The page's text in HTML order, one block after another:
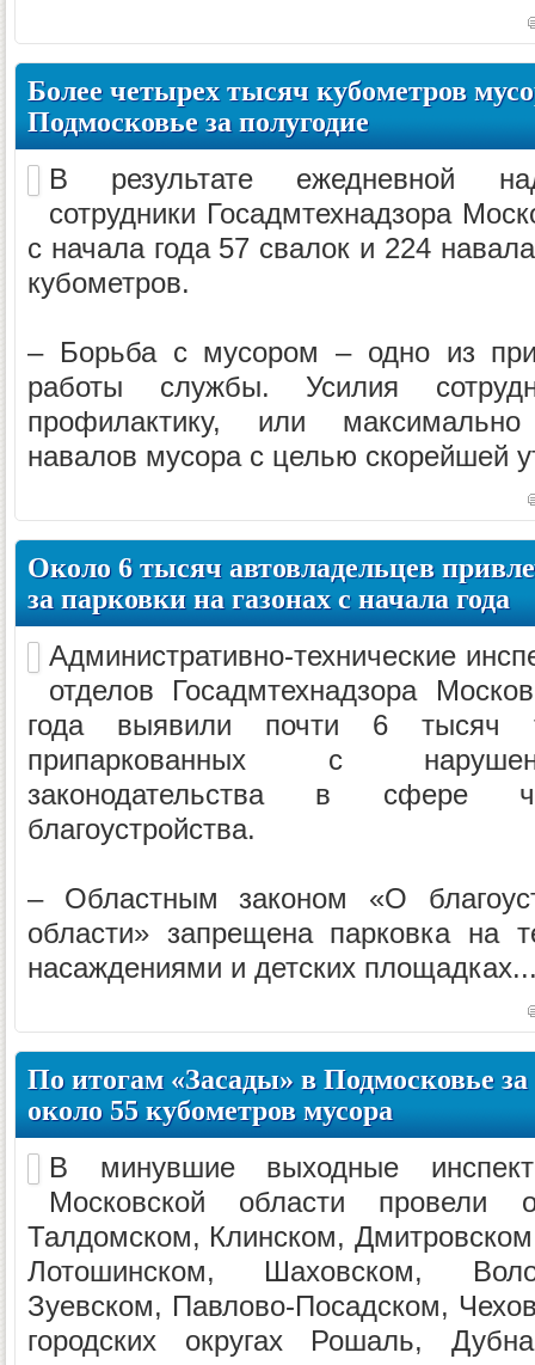
Более четырех тысяч кубометров
Подмосковье за полугодие
В результате ежедневной
сотрудники Госадмтехнадзора
с начала года 57 свалок и 224
кубометров.
– Борьба с мусором – одно из
работы службы. Усилия
профилактику, или
навалов мусора с целью скорейшей
Около 6 тысяч автовладельцев
за парковки на газонах с начала года
Административно-технические
отделов Госадмтехнадзора
года выявили почти 6 тысяч
припаркованных с
законодательства в сфере
благоустройства.
– Областным законом «О
области» запрещена парковка на
насаждениями и детских
По итогам «Засады» в Подмосковье
около 55 кубометров мусора
В минувшие выходные
Московской области провели
Талдомском, Клинском,
Лотошинском, Шаховском,
Зуевском, Павлово-Посадском,
городских округах Рошаль,